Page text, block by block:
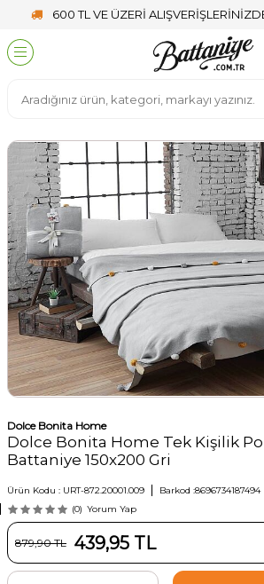
600 TL VE ÜZERİ
Dolce Bonita Home
Dolce Bonita Home Tek Kişilik
Battaniye 150x200 Gri
Ürün Kodu : URT-872.20001.009 Barkod :8696734187494
(0) Yorum Yap
879,90TL 439,95 TL